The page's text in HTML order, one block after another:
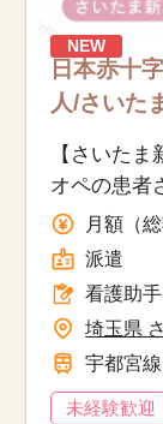
NEW
日本赤十
人/さいた
【さいた
オペの患者
で／40代活
月額（
派遣
看護助手
埼玉県
宇都宮
未経験歓迎